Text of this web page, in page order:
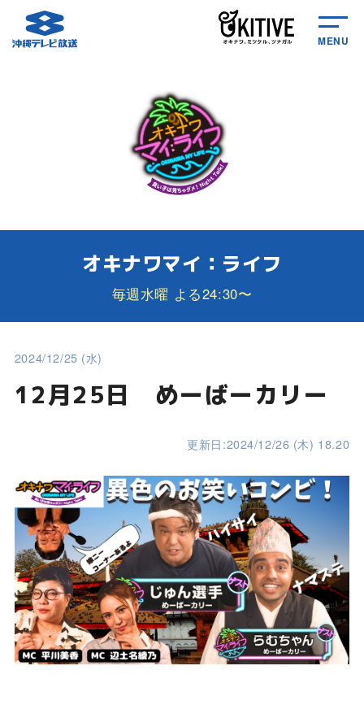
MENU
オキナワマイ：ライフ
毎週水曜 よる24:30〜
2024/12/25 (水)
12月25日 めーばーカリー
更新日:2024/12/26 (木) 18.20